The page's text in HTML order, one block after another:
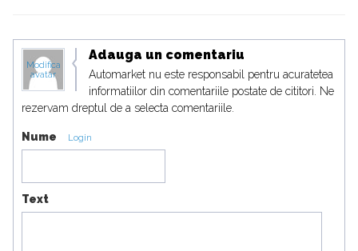
Modifica
avatar
Adauga un comentariu
Automarket nu este responsabil pentru acuratetea
informatiilor din comentariile postate de cititori. Ne
rezervam dreptul de a selecta comentariile.
Nume Login
Text